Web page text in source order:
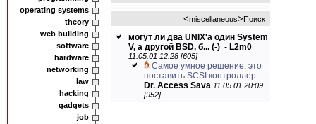
operating systems
theory
web building
software
hardware
networking
law
hacking
gadgets
job
<miscellaneous>Поиск
могут ли два UNIX'а один System
V, а другой BSD, б... (-) - L2m0
11.05.01 12:28 [605]
Самое умное решение, это
поставить SCSI контроллер... -
Dr. Access Sava 11.05.01 20:09
[952]